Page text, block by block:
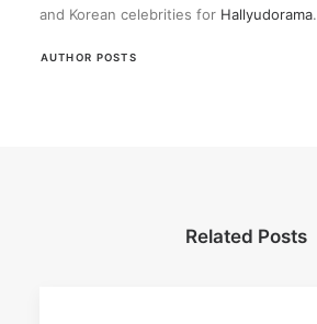
and Korean celebrities for Hallyudorama.
AUTHOR POSTS
Related Posts